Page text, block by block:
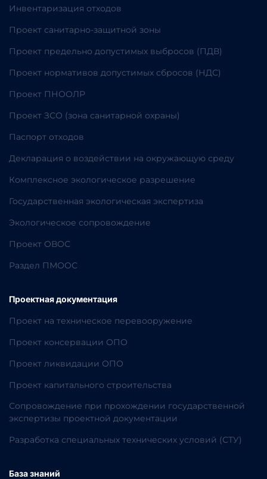
Инвентаризация отходов
Проект санитарно-защитной зоны
Проект предельно допустимых выбросов (ПДВ)
Проект нормативов допустимых сбросов (НДС)
Проект ПНООЛР
Проект ЗСО (зона санитарной охраны)
Паспорт отходов
Декларация о воздействии на окружающую среду
Комплексное экологическое разрешение
Государственная экологическая экспертиза
Экологическое сопровождение
Проект ОВОС
Раздел ПМООС
Проектная документация
Проект на техническое перевооружение
Проект консервации ОПО
Проект ликвидации ОПО
Проект капитального строительства
Сопровождение при прохождении государственной
экспертизы проектной документации
Разработка специальных технических условий (СТУ)
База знаний